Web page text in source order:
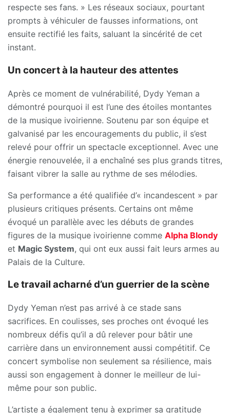
respecte ses fans. » Les réseaux sociaux, pourtant
prompts à véhiculer de fausses informations, ont
ensuite rectifié les faits, saluant la sincérité de cet
instant.
Un concert à la hauteur des attentes
Après ce moment de vulnérabilité, Dydy Yeman a
démontré pourquoi il est l’une des étoiles montantes
de la musique ivoirienne. Soutenu par son équipe et
galvanisé par les encouragements du public, il s’est
relevé pour offrir un spectacle exceptionnel. Avec une
énergie renouvelée, il a enchaîné ses plus grands titres,
faisant vibrer la salle au rythme de ses mélodies.
Sa performance a été qualifiée d’« incandescent » par
plusieurs critiques présents. Certains ont même
évoqué un parallèle avec les débuts de grandes
figures de la musique ivoirienne comme Alpha Blondy
et Magic System, qui ont eux aussi fait leurs armes au
Palais de la Culture.
Le travail acharné d’un guerrier de la scène
Dydy Yeman n’est pas arrivé à ce stade sans
sacrifices. En coulisses, ses proches ont évoqué les
nombreux défis qu’il a dû relever pour bâtir une
carrière dans un environnement aussi compétitif. Ce
concert symbolise non seulement sa résilience, mais
aussi son engagement à donner le meilleur de lui-
même pour son public.
L’artiste a également tenu à exprimer sa gratitude